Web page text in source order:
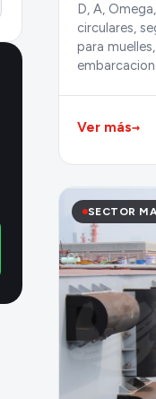
D, A,
circulares,
para
Ver más→
SECTOR